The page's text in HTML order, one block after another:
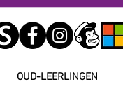
OUD-LEERLINGEN